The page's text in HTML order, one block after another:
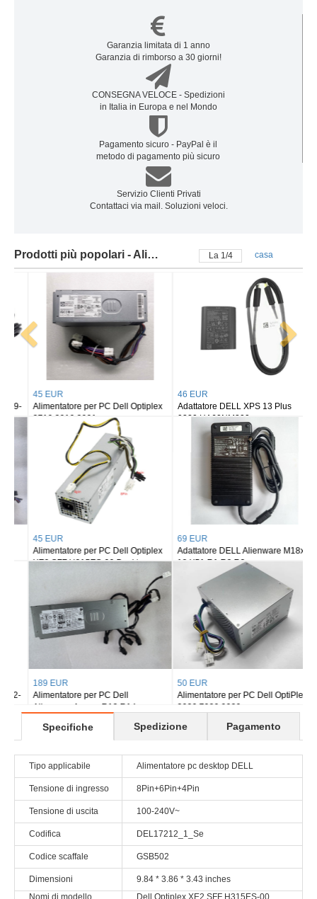
Garanzia limitata di 1 anno
Garanzia di rimborso a 30 giorni!
CONSEGNA VELOCE - Spedizioni
in Italia in Europa e nel Mondo
Pagamento sicuro - PayPal è il
metodo di pagamento più sicuro
Servizio Clienti Privati
Contattaci via mail. Soluzioni veloci.
Prodotti più popolari - Alimentatore PC DELL La 2/4 casa
46 EUR
Adattatore DELL XPS 13 Plus
9320 HA60NM200
55 EUR
Alimentatore per PC Delta 7816N
7916N 7808N DPS-200PB-203A
69 EUR
Adattatore DELL Alienware M18x
18 X51 R1 R2 R3
60 EUR
Alimentatore per PC Dell Optiplex
330 740 745 755 360 380MT
50 EUR
Alimentatore per PC Dell OptiPlex
3020 7020 9020
68 EUR
Alimentatore per PC Dell Precision
5720 XPS 7760
Specifiche Spedizione Pagamento
Tipo applicabile Alimentatore pc desktop DELL
Tensione di ingresso 8Pin+6Pin+4Pin
Tensione di uscita 100-240V~
Codifica DEL17212_1_Se
Codice scaffale GSB502
Dimensioni
9.84 * 3.86 * 3.43 inches
Nomi di modello
Dell Optiplex XE2 SFF H315ES-00